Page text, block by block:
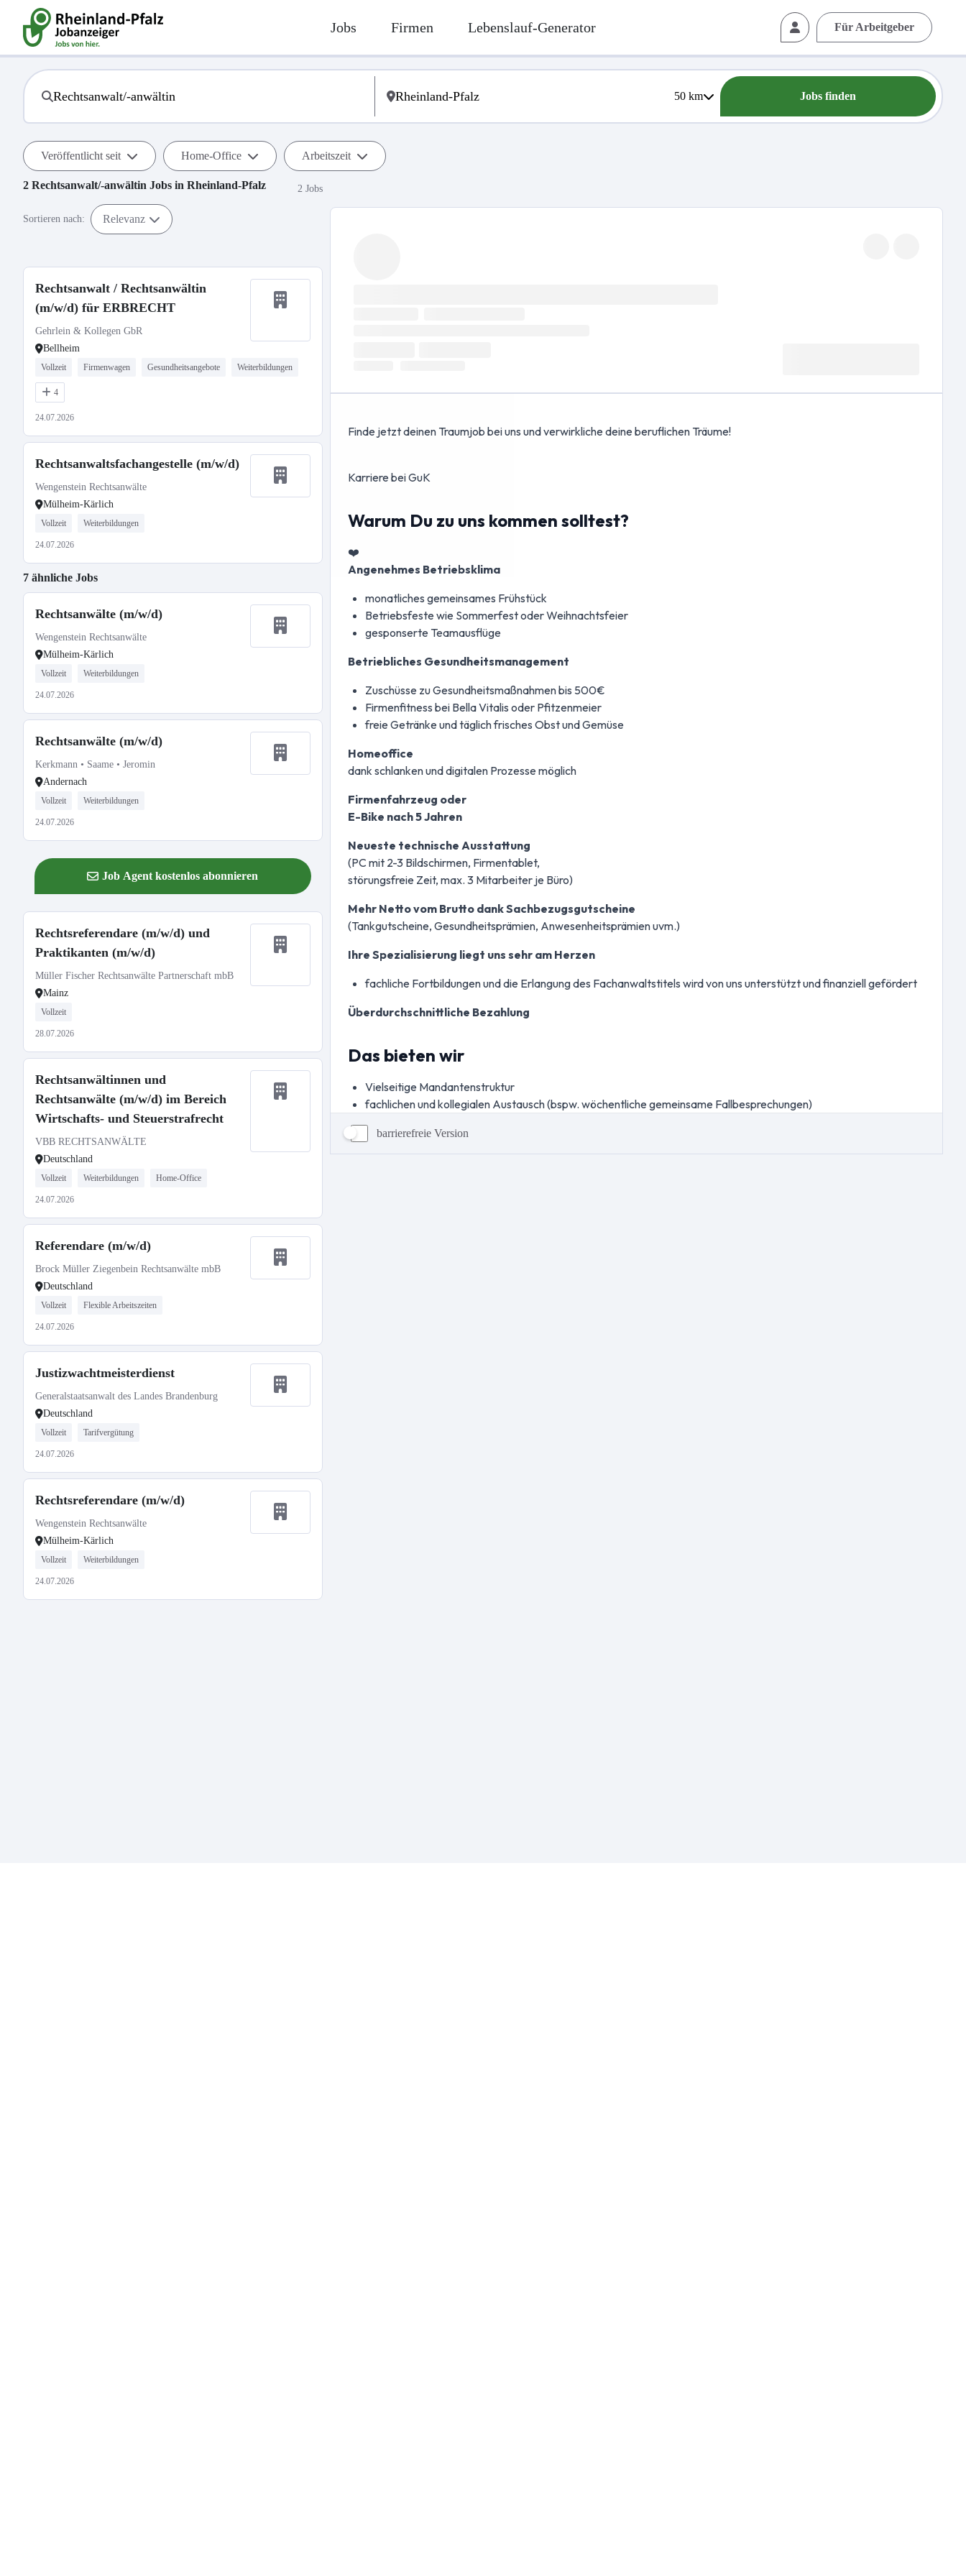
Jobs Firmen Lebenslauf-Generator Für Arbeitgeber
50km Jobs finden
Veröffentlicht seit Home-Office Arbeitszeit
2 Rechtsanwalt/-anwältin Jobs in Rheinland-Pfalz 2 Jobs
Sortieren nach: Relevanz
Rechtsanwalt / Rechtsanwältin
(m/w/d) für ERBRECHT
Gehrlein & Kollegen GbR
Bellheim
Vollzeit Firmenwagen Gesundheitsangebote Weiterbildungen
4
24.07.2026
Rechtsanwaltsfachangestelle (m/w/d)
Wengenstein Rechtsanwälte
Mülheim-Kärlich
Vollzeit Weiterbildungen
24.07.2026
7 ähnliche Jobs
Rechtsanwälte (m/w/d)
Wengenstein Rechtsanwälte
Mülheim-Kärlich
Vollzeit Weiterbildungen
24.07.2026
Rechtsanwälte (m/w/d)
Kerkmann • Saame • Jeromin
Andernach
Vollzeit Weiterbildungen
24.07.2026
Job Agent kostenlos abonnieren
Rechtsreferendare (m/w/d) und
Praktikanten (m/w/d)
Müller Fischer Rechtsanwälte Partnerschaft mbB
Mainz
Vollzeit
28.07.2026
Rechtsanwältinnen und
Rechtsanwälte (m/w/d) im Bereich
Wirtschafts- und Steuerstrafrecht
VBB RECHTSANWÄLTE
Deutschland
Vollzeit Weiterbildungen Home-Office
24.07.2026
Referendare (m/w/d)
Brock Müller Ziegenbein Rechtsanwälte mbB
Deutschland
Vollzeit Flexible Arbeitszeiten
24.07.2026
Justizwachtmeisterdienst
Generalstaatsanwalt des Landes Brandenburg
Deutschland
Vollzeit Tarifvergütung
24.07.2026
Rechtsreferendare (m/w/d)
Wengenstein Rechtsanwälte
Mülheim-Kärlich
Vollzeit Weiterbildungen
24.07.2026
barrierefreie Version